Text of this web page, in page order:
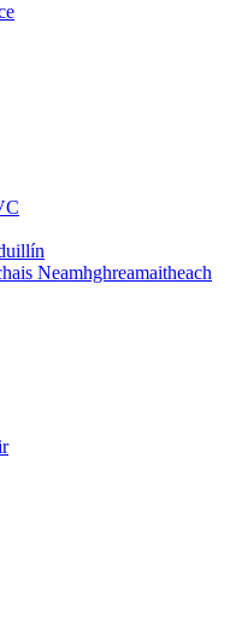
Neamhghreamaitheach